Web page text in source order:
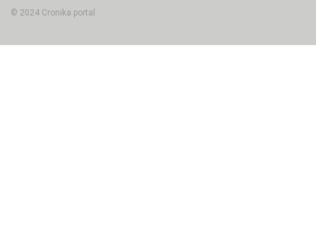
© 2024 Cronika portal